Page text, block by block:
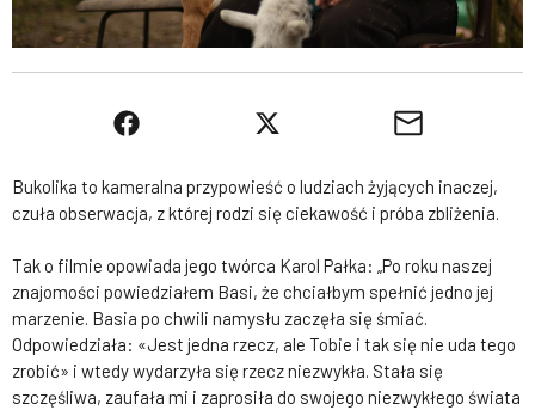
Bukolika to kameralna przypowieść o ludziach żyjących inaczej,
czuła obserwacja, z której rodzi się ciekawość i próba zbliżenia.
Tak o filmie opowiada jego twórca Karol Pałka: „Po roku naszej
znajomości powiedziałem Basi, że chciałbym spełnić jedno jej
marzenie. Basia po chwili namysłu zaczęła się śmiać.
Odpowiedziała: «Jest jedna rzecz, ale Tobie i tak się nie uda tego
zrobić» i wtedy wydarzyła się rzecz niezwykła. Stała się
szczęśliwa, zaufała mi i zaprosiła do swojego niezwykłego świata